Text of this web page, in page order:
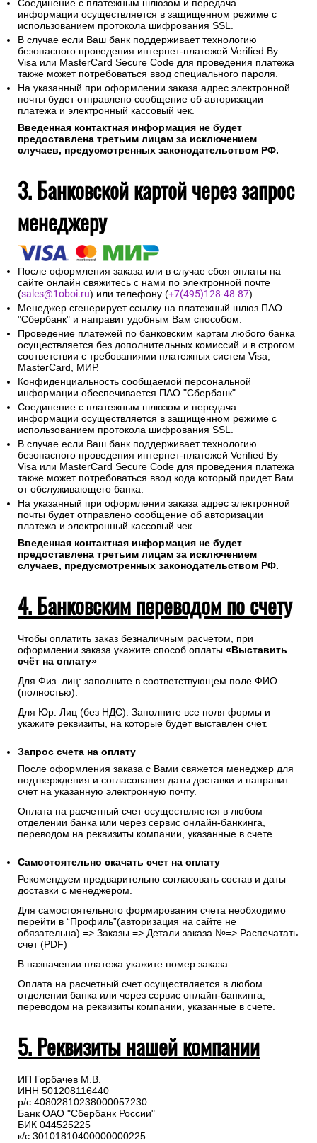
Соединение с платежным шлюзом и передача
информации осуществляется в защищенном режиме с
использованием протокола шифрования SSL.
В случае если Ваш банк поддерживает технологию
безопасного проведения интернет-платежей Verified By
Visa или MasterCard Secure Code для проведения платежа
также может потребоваться ввод специального пароля.
На указанный при оформлении заказа адрес электронной
почты будет отправлено сообщение об авторизации
платежа и электронный кассовый чек.
Введенная контактная информация не будет
предоставлена третьим лицам за исключением
случаев, предусмотренных законодательством РФ.
3. Банковской картой через запрос
менеджеру
После оформления заказа или в случае сбоя оплаты на
сайте онлайн свяжитесь с нами по электронной почте
(sales@1oboi.ru) или телефону (+7(495)128-48-87).
Менеджер сгенерирует ссылку на платежный шлюз ПАО
"Сбербанк" и направит удобным Вам способом.
Проведение платежей по банковским картам любого банка
осуществляется без дополнительных комиссий и в строгом
соответствии с требованиями платежных систем Visa,
MasterCard, МИР.
Конфиденциальность сообщаемой персональной
информации обеспечивается ПАО "Сбербанк".
Соединение с платежным шлюзом и передача
информации осуществляется в защищенном режиме с
использованием протокола шифрования SSL.
В случае если Ваш банк поддерживает технологию
безопасного проведения интернет-платежей Verified By
Visa или MasterCard Secure Code для проведения платежа
также может потребоваться ввод кода который придет Вам
от обслуживающего банка.
На указанный при оформлении заказа адрес электронной
почты будет отправлено сообщение об авторизации
платежа и электронный кассовый чек.
Введенная контактная информация не будет
предоставлена третьим лицам за исключением
случаев, предусмотренных законодательством РФ.
4. Банковским переводом по счету
Чтобы оплатить заказ безналичным расчетом, при
оформлении заказа укажите способ оплаты «Выставить
счёт на оплату»
Для Физ. лиц: заполните в соответствующем поле ФИО
(полностью).
Для Юр. Лиц (без НДС): Заполните все поля формы и
укажите реквизиты, на которые будет выставлен счет.
Запрос счета на оплату
После оформления заказа с Вами свяжется менеджер для
подтверждения и согласования даты доставки и направит
счет на указанную электронную почту.
Оплата на расчетный счет осуществляется в любом
отделении банка или через сервис онлайн-банкинга,
переводом на реквизиты компании, указанные в счете.
Самостоятельно скачать счет на оплату
Рекомендуем предварительно согласовать состав и даты
доставки с менеджером.
Для самостоятельного формирования счета необходимо
перейти в “Профиль”(авторизация на сайте не
обязательна) => Заказы => Детали заказа №=> Распечатать
счет (PDF)
В назначении платежа укажите номер заказа.
Оплата на расчетный счет осуществляется в любом
отделении банка или через сервис онлайн-банкинга,
переводом на реквизиты компании, указанные в счете.
5. Реквизиты нашей компании
ИП Горбачев М.В.
ИНН 501208116440
р/с 40802810238000057230
Банк ОАО "Сбербанк России"
БИК 044525225
к/с 30101810400000000225